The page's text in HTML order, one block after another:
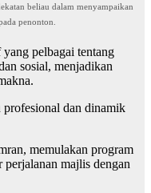
beliau dalam menyampaikan
penonton.
pelbagai tentang
sosial, menjadikan
dan dinamik
memulakan program
majlis dengan